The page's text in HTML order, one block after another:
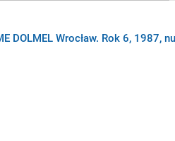
DOLMEL Wrocław. Rok 6, 1987,